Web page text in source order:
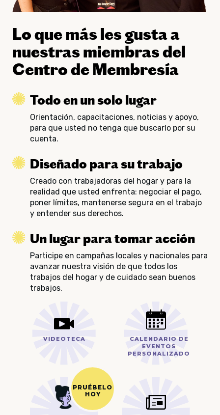
Lo que más les gusta a
nuestras miembras del
Centro de Membresía
Todo en un solo lugar
Orientación, capacitaciones, noticias y apoyo,
para que usted no tenga que buscarlo por su
cuenta.
Diseñado para su trabajo
Creado con trabajadoras del hogar y para la
realidad que usted enfrenta: negociar el pago,
poner límites, mantenerse segura en el trabajo
y entender sus derechos.
Un lugar para tomar acción
Participe en campañas locales y nacionales para
avanzar nuestra visión de que todos los
trabajos del hogar y de cuidado sean buenos
trabajos.
VIDEOTECA
CALENDARIO DE
EVENTOS
PERSONALIZADO